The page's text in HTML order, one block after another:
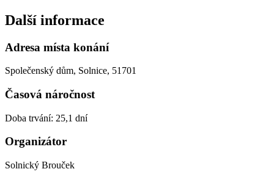
Další informace
Adresa místa konání
Společenský dům, Solnice, 51701
Časová náročnost
Doba trvání: 25,1 dní
Organizátor
Solnický Brouček